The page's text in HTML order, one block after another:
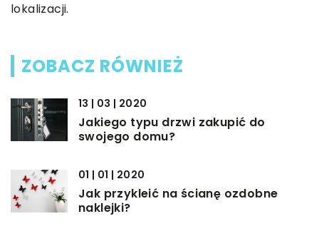
lokalizacji.
ZOBACZ RÓWNIEŻ
13 | 03 | 2020
Jakiego typu drzwi zakupić do
swojego domu?
01 | 01 | 2020
Jak przykleić na ścianę ozdobne
naklejki?